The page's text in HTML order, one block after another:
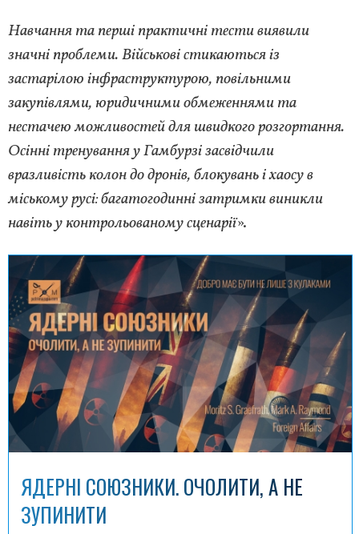
Навчання та перші практичні тести виявили
значні проблеми. Військові стикаються із
застарілою інфраструктурою, повільними
закупівлями, юридичними обмеженнями та
нестачею можливостей для швидкого розгортання.
Осінні тренування у Гамбурзі засвідчили
вразливість колон до дронів, блокувань і хаосу в
міському русі: багатогодинні затримки виникли
навіть у контрольованому сценарії».
ЯДЕРНІ СОЮЗНИКИ. ОЧОЛИТИ, А НЕ
ЗУПИНИТИ